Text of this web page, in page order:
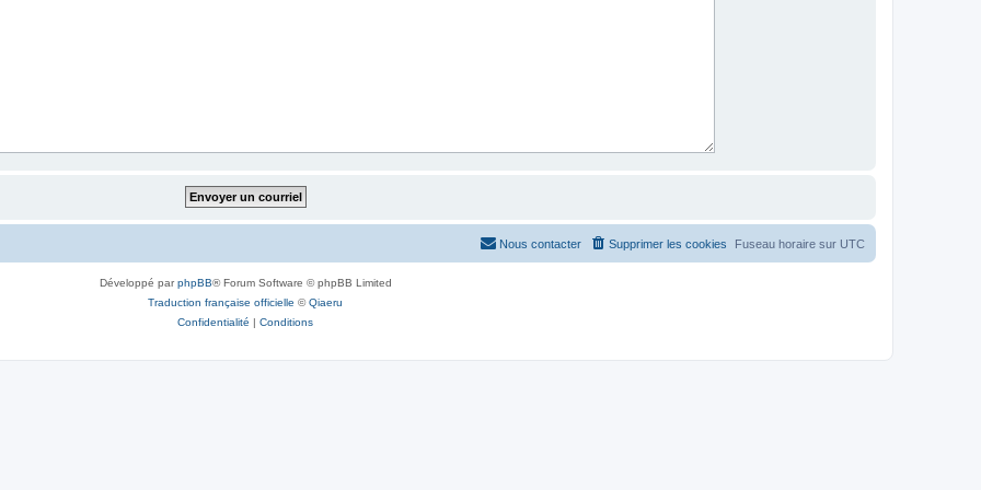
Fuseau horaire sur UTC
Supprimer les cookies
Nous contacter
Développé parphpBB® Forum Software © phpBB Limited
Traduction française officielle ©Qiaeru
Confidentialité | Conditions